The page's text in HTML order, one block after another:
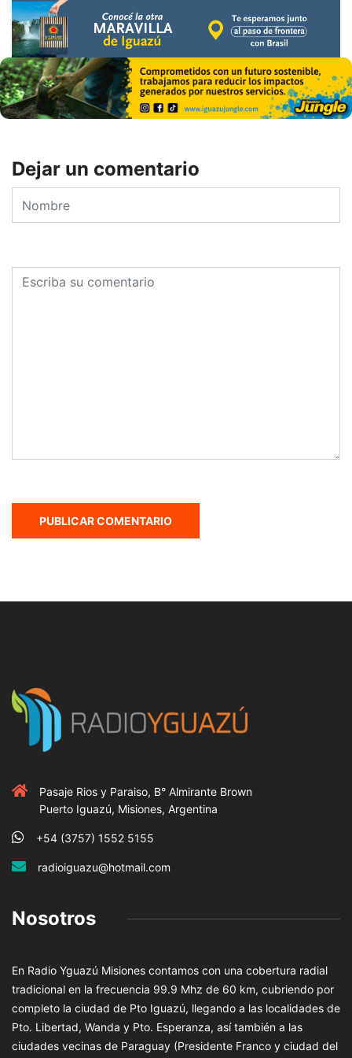
Dejar un comentario
Pasaje Rios y Paraiso, B° Almirante Brown
Puerto Iguazú, Misiones, Argentina
+54 (3757) 1552 5155
radioiguazu@hotmail.com
Nosotros
En Radio Yguazú Misiones contamos con una cobertura radial
tradicional en la frecuencia 99.9 Mhz de 60 km, cubriendo por
completo la ciudad de Pto Iguazú, llegando a las localidades de
Pto. Libertad, Wanda y Pto. Esperanza, así también a las
ciudades vecinas de Paraguay (Presidente Franco y ciudad del